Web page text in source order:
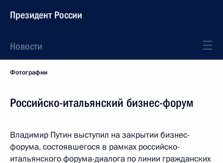
Президент России
Новости
Фотографии
Российско-итальянский бизнес-форум
Владимир Путин выступил на закрытии бизнес-
форума, состоявшегося в рамках российско-
итальянского форума-диалога по линии гражданских